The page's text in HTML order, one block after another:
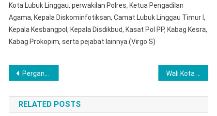
Kota Lubuk Linggau, perwakilan Polres, Ketua Pengadilan
Agama, Kepala Diskominfotiksan, Camat Lubuk Linggau Timur I,
Kepala Kesbangpol, Kepala Disdikbud, Kasat Pol PP, Kabag Kesra,
Kabag Prokopim, serta pejabat lainnya.(Virgo S)
Post
navigation
Pergantian Tahun, Polres Lubuklinggau Bagikan Nasi Kotak Kepada Masyarakat
RELATED POSTS